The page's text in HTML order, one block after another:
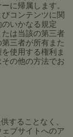
に帰属します。
コンテンツに関
いかなる規定
は当該の第三者
三者が所有また
使用する権利ま
の他の方法でお
することなく、
ブサイトへのア